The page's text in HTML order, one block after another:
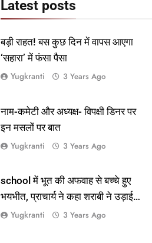
Latest posts
बड़ी राहत! बस कुछ दिन में वापस आएगा
‘सहारा’ में फंसा पैसा
Yugkranti 3 Years Ago
नाम-कमेटी और अध्यक्ष- विपक्षी डिनर पर
इन मसलों पर बात
Yugkranti 3 Years Ago
school में भूत की अफवाह से बच्चे हुए
भयभीत, प्राचार्य ने कहा शराबी ने उड़ाई
अफवाह
Yugkranti 3 Years Ago